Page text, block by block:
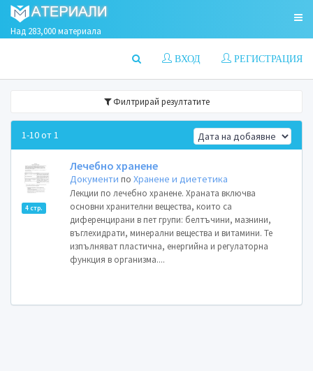
Над 283,000 материала
РЕГИСТРАЦИЯ
ВХОД
Филтрирай резултатите
1-10 от 1
4 стр.
Лечебно хранене
Документи поХранене и диететика
Лекции по лечебно хранене. Храната включва
основни хранителни вещества, които са
диференцирани в пет групи: белтъчини, мазнини,
въглехидрати, минерални вещества и витамини. Те
изпълняват пластична, енергийна и регулаторна
функция в организма....